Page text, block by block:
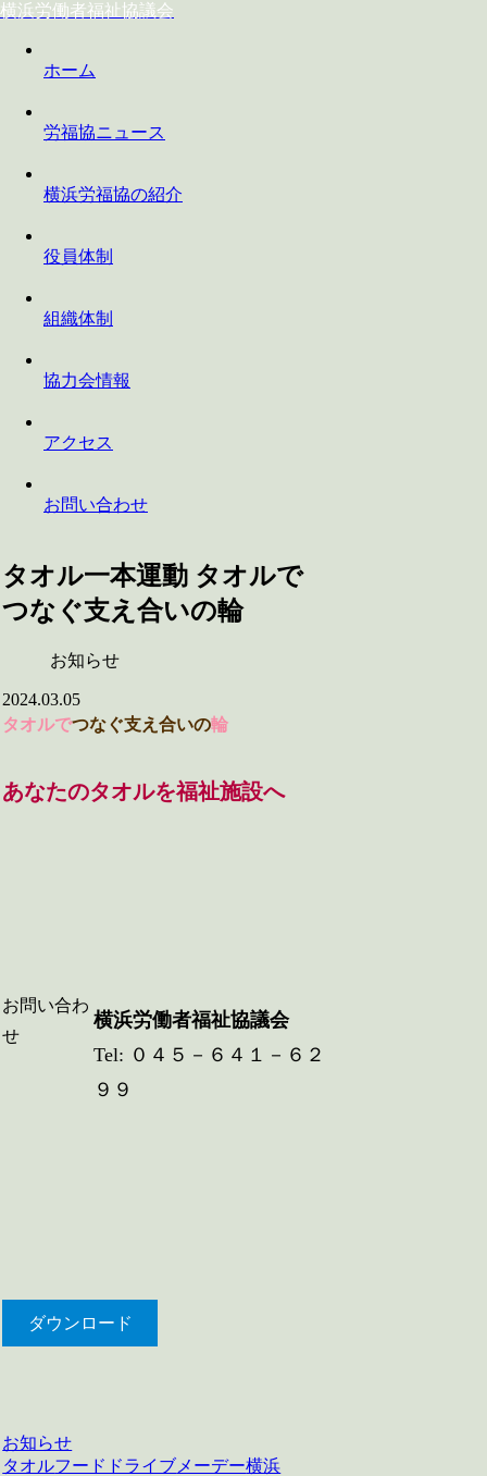
横浜労働者福祉協議会
ホーム
労福協ニュース
横浜労福協の紹介
役員体制
組織体制
協力会情報
アクセス
お問い合わせ
タオル一本運動 タオルで
つなぐ支え合いの輪
お知らせ
2024.03.05
タオルでつなぐ支え合いの輪
あなたのタオルを福祉施設へ
お問い合わ
せ
横浜労働者福祉協議会
Tel: ０４５－６４１－６２
９９
ダウンロード
お知らせ
タオルフードドライブ メーデー横浜